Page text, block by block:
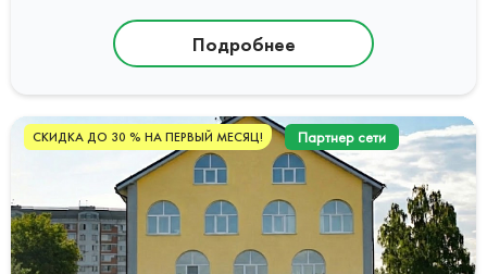
Подробнее
СКИДКА ДО 30 % НА ПЕРВЫЙ МЕСЯЦ! Партнер сети